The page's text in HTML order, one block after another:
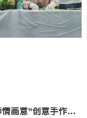
信息学院工会举办“拾光成珠，师情画意”创意手作体验活动